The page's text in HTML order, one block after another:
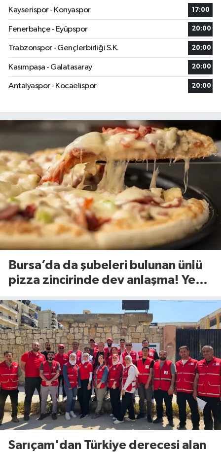
Kayserispor - Konyaspor
17:00
Fenerbahçe - Eyüpspor 20:00
Trabzonspor - Gençlerbirliği S.K. 20:00
Kasımpaşa - Galatasaray 20:00
Antalyaspor - Kocaelispor 20:00
Bursa’da da şubeleri bulunan ünlü
pizza zincirinde dev anlaşma! Yeni
Sarıçam'dan Türkiye derecesi alan